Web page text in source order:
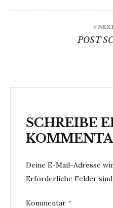
«
POST
SCHREIBE
Deine E-Mail-Adresse
Erforderliche Felder
Kommentar *